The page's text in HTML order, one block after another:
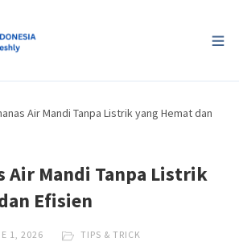
Air Mandi Tanpa Listrik yang Hemat dan
Air Mandi Tanpa Listrik
Efisien
1, 2026 TIPS & TRICK